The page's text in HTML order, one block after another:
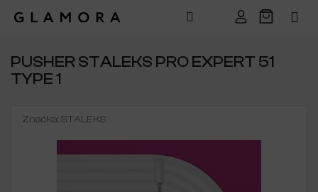
obsah
PUSHER STALEKS PRO EXPERT 51
TYPE 1
Značka: STALEKS